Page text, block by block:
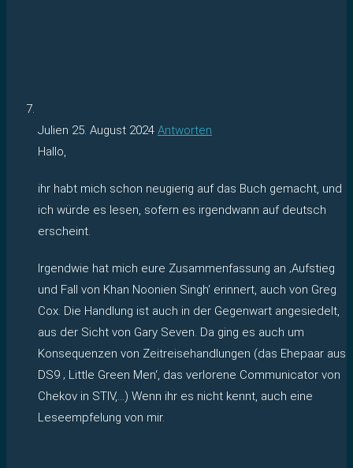
Julien 25. August 2024 Antworten
Hallo,
ihr habt mich schon neugierig auf das Buch gemacht, und
ich würde es lesen, sofern es irgendwann auf deutsch
erscheint.
Irgendwie hat mich eure Zusammenfassung an ‚Aufstieg
und Fall von Khan Noonien Singh‘ erinnert, auch von Greg
Cox. Die Handlung ist auch in der Gegenwart angesiedelt,
aus der Sicht von Gary Seven. Da ging es auch um
Konsequenzen von Zeitreisehandlungen (das Ehepaar aus
DS9 ‚ Little Green Men‘, das verlorene Communicator von
Chekov in STIV,…) Wenn ihr es nicht kennt, auch eine
Leseempfelung von mir.